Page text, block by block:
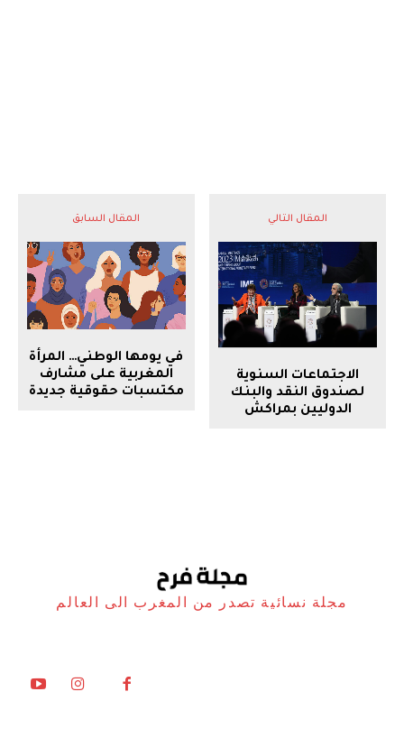
المقال السابق
في يومها الوطني… المرأة
المغربية على مشارف
مكتسبات حقوقية جديدة
المقال التالي
الاجتماعات السنوية
لصندوق النقد والبنك
الدوليين بمراكش
مجلة نسائية تصدر من المغرب الى العالم